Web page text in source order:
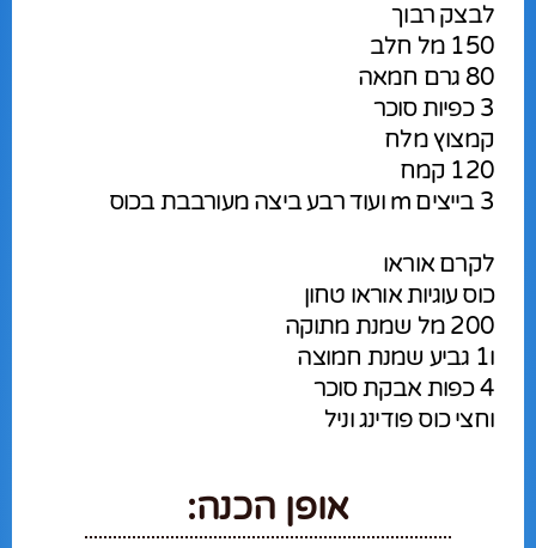
לבצק רבוך
150 מל חלב
80 גרם חמאה
3 כפיות סוכר
קמצוץ מלח
120 קמח
3 בייצים m ועוד רבע ביצה מעורבבת בכוס
לקרם אוראו
כוס עוגיות אוראו טחון
200 מל שמנת מתוקה
ו1 גביע שמנת חמוצה
4 כפות אבקת סוכר
וחצי כוס פודינג וניל
אופן הכנה: